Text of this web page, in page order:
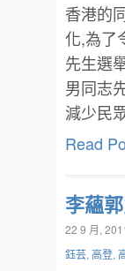
香港的
化,為了
先生選
男同志
減少民
Read
李蘊
22 9 月,
鈺芸, 高登,